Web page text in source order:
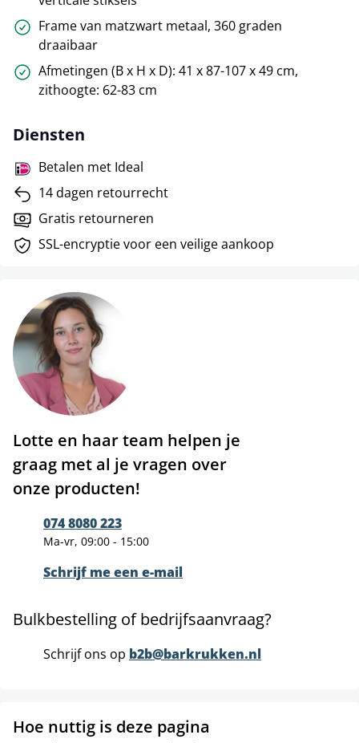
Frame van matzwart metaal, 360 graden
draaibaar
Afmetingen (B x H x D): 41 x 87-107 x 49 cm,
zithoogte: 62-83 cm
Diensten
Betalen met Ideal
14 dagen retourrecht
Gratis retourneren
SSL-encryptie voor een veilige aankoop
Lotte en haar team helpen je
graag met al je vragen over
onze producten!
074 8080 223
Ma-vr, 09:00 - 15:00
Schrijf me een e-mail
Bulkbestelling of bedrijfsaanvraag?
Schrijf ons op b2b@barkrukken.nl
Hoe nuttig is deze pagina